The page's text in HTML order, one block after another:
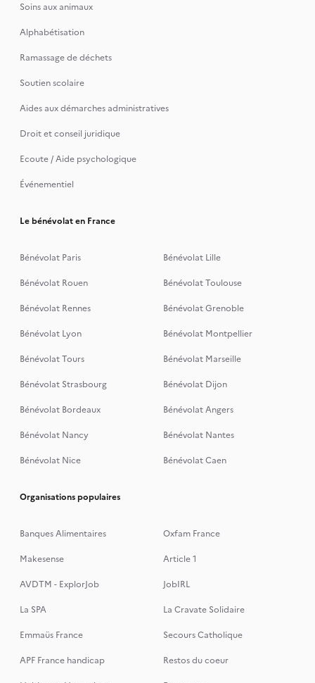
Soins aux animaux
Alphabétisation
Ramassage de déchets
Soutien scolaire
Aides aux démarches administratives
Droit et conseil juridique
Ecoute / Aide psychologique
Événementiel
Le bénévolat en France
Bénévolat Paris
Bénévolat Lille
Bénévolat Rouen
Bénévolat Toulouse
Bénévolat Rennes
Bénévolat Grenoble
Bénévolat Lyon
Bénévolat Montpellier
Bénévolat Tours
Bénévolat Marseille
Bénévolat Strasbourg
Bénévolat Dijon
Bénévolat Bordeaux
Bénévolat Angers
Bénévolat Nancy
Bénévolat Nantes
Bénévolat Nice
Bénévolat Caen
Organisations populaires
Banques Alimentaires
Oxfam France
Makesense
Article 1
AVDTM - ExplorJob
JobIRL
La SPA
La Cravate Solidaire
Emmaüs France
Secours Catholique
APF France handicap
Restos du coeur